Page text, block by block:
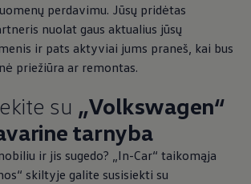
perdavimu. Jūsų pridėtas
nuolat gaus aktualius jūsų
ir pats aktyviai jums praneš, kai bus
priežiūra ar remontas.
su „Volkswagen“
tarnyba
ir jis sugedo? „In-Car“ taikomąja
skiltyje galite susisiekti su